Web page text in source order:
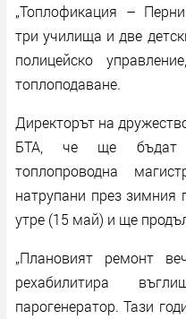
„Топлофикация –
три училища и две
полицейско
топлоподаване.
Директорът на
БТА, че ще бъдат
топлопроводна
натрупани през зимния
утре (15 май) и ще
„Плановият ремонт
рехабилитира
парогенератор. Тази